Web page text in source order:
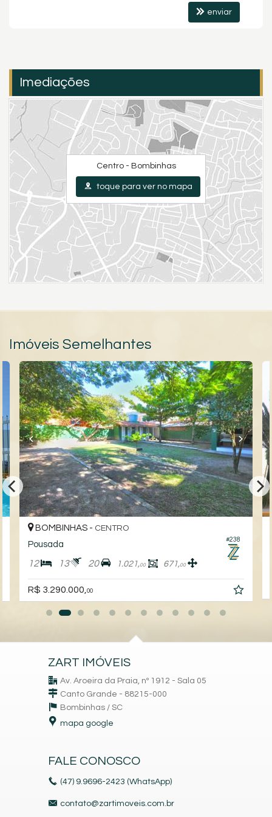
enviar
Imediações
Centro - Bombinhas
toque para ver no mapa
Imóveis Semelhantes
#238
BOMBINHAS - CENTRO
Pousada
12 13 20 1.021,00 671,00
R$ 3.290.000,00
ZART IMÓVEIS
Av. Aroeira da Praia, nº 1912 - Sala 05
Canto Grande - 88215-000
Bombinhas / SC
mapa google
FALE CONOSCO
(47) 9.9696-2423 (WhatsApp)
contato@zartimoveis.com.br